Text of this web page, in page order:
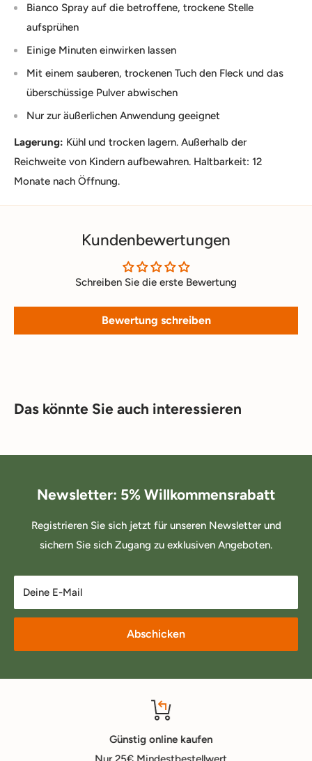
Bianco Spray auf die betroffene, trockene Stelle
aufsprühen
Einige Minuten einwirken lassen
Mit einem sauberen, trockenen Tuch den Fleck und das
überschüssige Pulver abwischen
Nur zur äußerlichen Anwendung geeignet
Lagerung: Kühl und trocken lagern. Außerhalb der
Reichweite von Kindern aufbewahren. Haltbarkeit: 12
Monate nach Öffnung.
Kundenbewertungen
Schreiben Sie die erste Bewertung
Bewertung schreiben
Das könnte Sie auch interessieren
Newsletter: 5% Willkommensrabatt
Registrieren Sie sich jetzt für unseren Newsletter und
sichern Sie sich Zugang zu exklusiven Angeboten.
Deine E-Mail
Abschicken
Günstig online kaufen